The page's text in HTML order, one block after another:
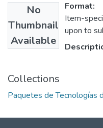
No
Thumbnail
Available
Format:
Item-
upon to
Collections
Paquetes de Tecnologías